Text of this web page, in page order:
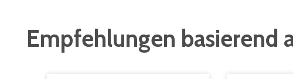
Empfehlungen basierend